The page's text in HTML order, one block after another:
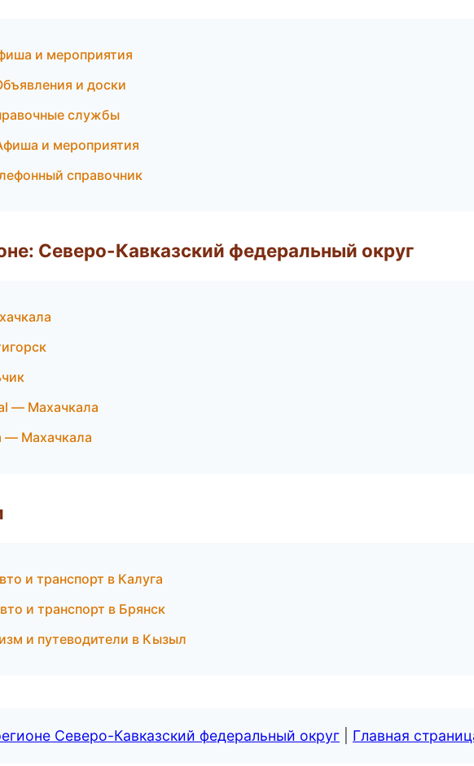
и мероприятия
и доски
службы
и мероприятия
справочник
Северо-Кавказский федеральный округ
— Махачкала
— Махачкала
и транспорт в Калуга
и транспорт в Брянск
и путеводители в Кызыл
Северо-Кавказский федеральный округ Главная